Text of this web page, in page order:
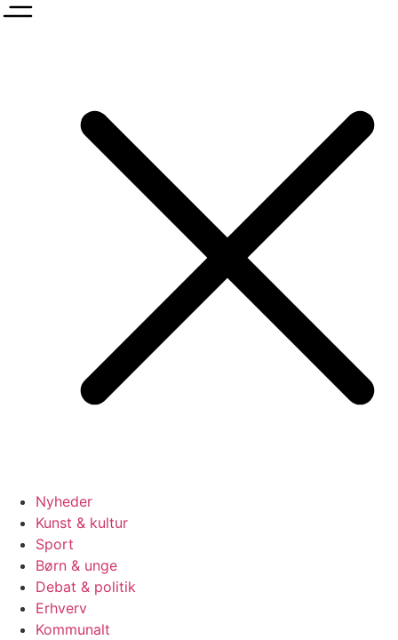
Nyheder
Kunst & kultur
Sport
Børn & unge
Debat & politik
Erhverv
Kommunalt